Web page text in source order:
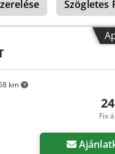
Szögletes
km
Fix
Ajánlatkérés